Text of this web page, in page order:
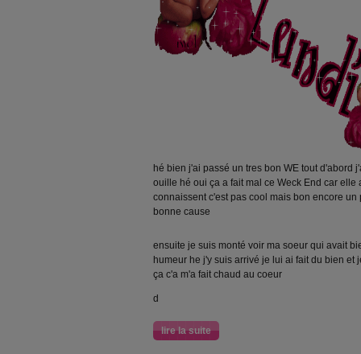
hé bien j'ai passé un tres bon WE tout d'abord
ouille hé oui ça a fait mal ce Weck End car
connaissent c'est pas cool mais bon encore
bonne cause
ensuite je suis monté voir ma soeur qui avait
humeur he j'y suis arrivé je lui ai fait du bien
ça c'a m'a fait chaud au coeur
d
lire la suite